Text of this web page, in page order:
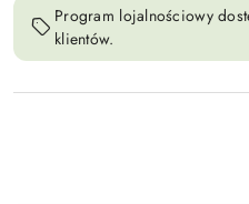
Program lojalnościowy
klientów.